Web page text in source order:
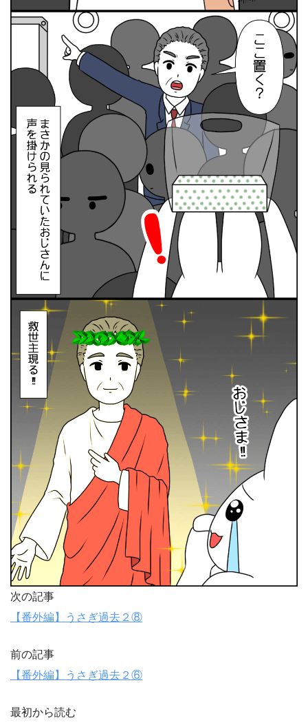
次の記事
【番外編】うさぎ過去２⑧
前の記事
【番外編】うさぎ過去２⑥
最初から読む